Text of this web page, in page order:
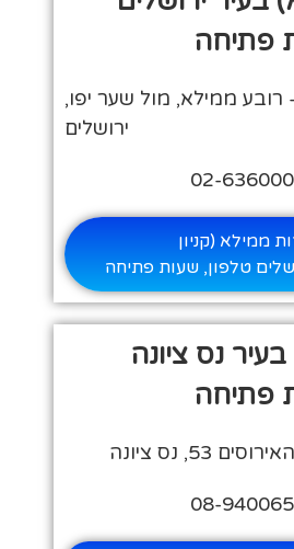
פתיחה
רובע ממילא, מול שער יפו,
ירושלים
ממילא (קניון
טלפון, שעות פתיחה
בעיר נס ציונה
פתיחה
53, נס ציונה